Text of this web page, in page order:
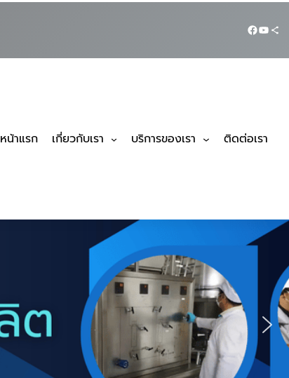
หน้าแรก เกี่ยวกับเรา บริการของเรา ติดต่อเรา